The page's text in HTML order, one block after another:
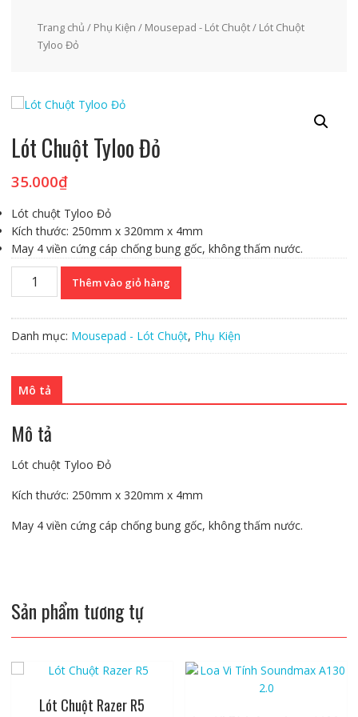
Trang chủ / Phụ Kiện / Mousepad - Lót Chuột/ Lót Chuột
Tyloo Đỏ
Lót Chuột Tyloo Đỏ
35.000₫
Lót chuột Tyloo Đỏ
Kích thước: 250mm x 320mm x 4mm
May 4 viền cứng cáp chống bung gốc, không thấm nước.
Chuột
số
Thêm vào giỏ hàng
Danh mục: Mousepad - Lót Chuột, Phụ Kiện
Mô tả
Mô tả
Lót chuột Tyloo Đỏ
Kích thước: 250mm x 320mm x 4mm
May 4 viền cứng cáp chống bung gốc, không thấm nước.
Sản phẩm tương tự
Lót Chuột Razer R5